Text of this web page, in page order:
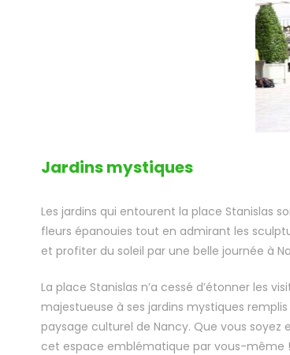
Jardins mystiques
Les jardins qui entourent la place Stanislas
fleurs épanouies tout en admirant les
et profiter du soleil par une belle journée à
La place Stanislas n’a cessé d’étonner les
majestueuse à ses jardins mystiques
paysage culturel de Nancy. Que vous
cet espace emblématique par vous-même